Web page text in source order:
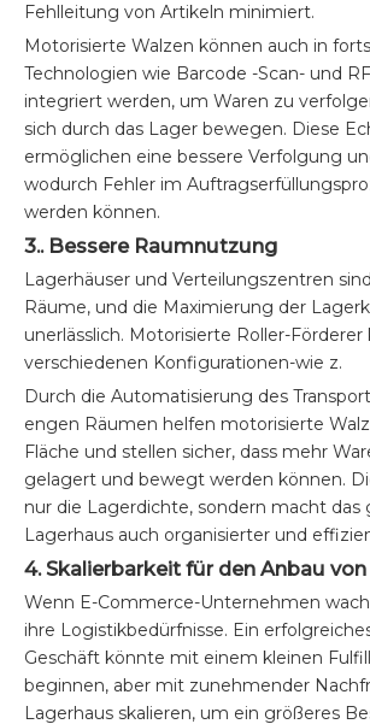
Fehlleitung von Artikeln minimiert.
Motorisierte Walzen können auch in
Technologien wie Barcode -Scan- und
integriert werden, um Waren zu
sich durch das Lager bewegen. Diese
ermöglichen eine bessere Verfolgung
wodurch Fehler im
werden können.
3.. Bessere Raumnutzung
Lagerhäuser und Verteilungszentren
Räume, und die Maximierung der
unerlässlich. Motorisierte Roller-Förderer
verschiedenen Konfigurationen-wie z.
Durch die Automatisierung des
engen Räumen helfen motorisierte
Fläche und stellen sicher, dass mehr
gelagert und bewegt werden können.
nur die Lagerdichte, sondern macht das
Lagerhaus auch organisierter und
4. Skalierbarkeit für den Anbau
Wenn E-Commerce-Unternehmen
ihre Logistikbedürfnisse. Ein
Geschäft könnte mit einem kleinen
beginnen, aber mit zunehmender
Lagerhaus skalieren, um ein größeres